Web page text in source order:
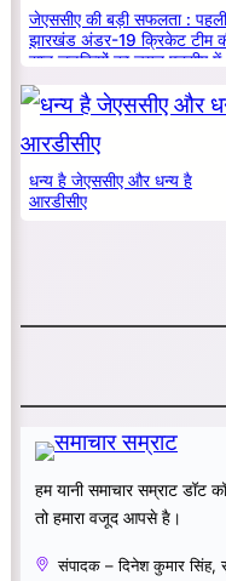
जेएससीए की बड़ी सफलता : पहली
झारखंड अंडर-19 क्रिकेट टीम
सात लड़कियों का चयन एनसीए में
धन्य है जेएससीए और धन्य है
आरडीसीए
हम यानी समाचार सम्राट
तो हमारा वजूद आपसे है।
संपादक – दिनेश कुमार सिंह,